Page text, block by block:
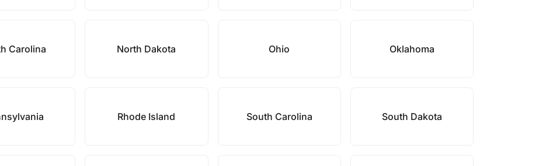
Carolina North Dakota Ohio Oklahoma
Rhode Island South Carolina South Dakota